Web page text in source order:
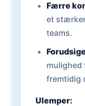
Færre
et
teams.
fremtidig
Ulemper: